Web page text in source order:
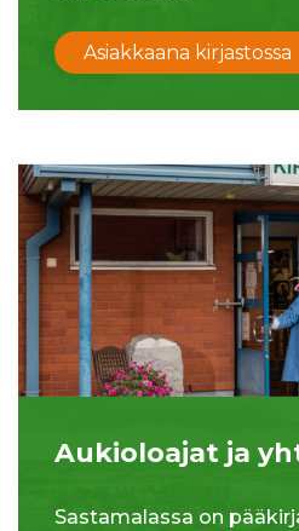
Asiakkaana kirjastossa
Aukioloajat ja
Sastamalassa on